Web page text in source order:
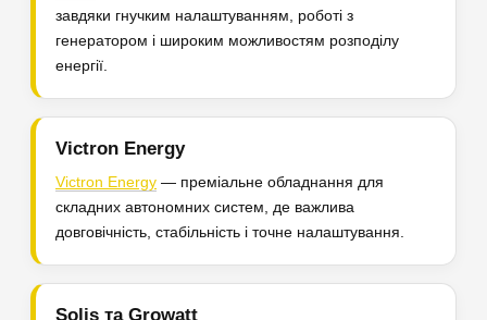
завдяки гнучким налаштуванням, роботі з
генератором і широким можливостям розподілу
енергії.
Victron Energy
Victron Energy — преміальне обладнання для
складних автономних систем, де важлива
довговічність, стабільність і точне налаштування.
Solis та Growatt